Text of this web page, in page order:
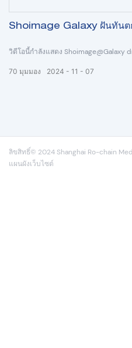
Shoimage Galaxy ฝันทันต
วิดีโอนี้กำลังแสดง Shoimage@Galaxy
2024 11 07
70 มุมมอง
ลิขสิทธิ์© 2024 Shanghai Ro-chain
แผนผังเว็บไซต์